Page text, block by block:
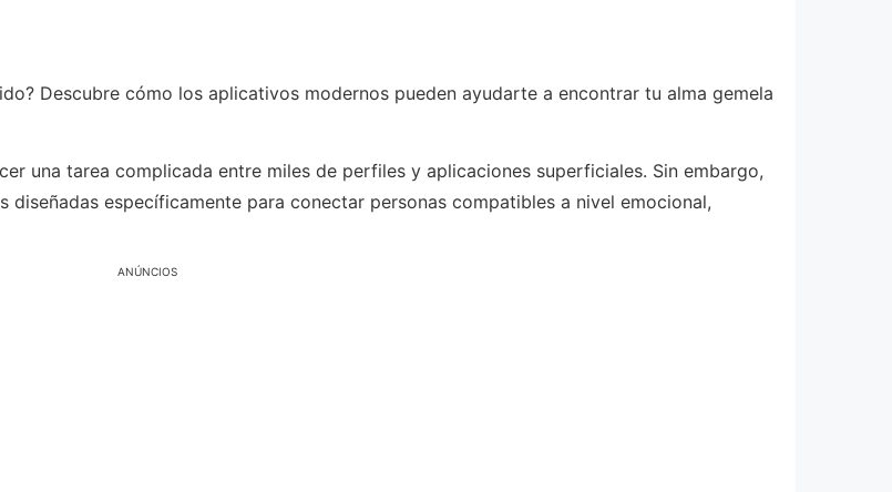
Descubre cómo los aplicativos modernos pueden ayudarte a encontrar tu alma gemela
una tarea complicada entre miles de perfiles y aplicaciones superficiales. Sin embargo,
específicamente para conectar personas compatibles a nivel emocional,
ANÚNCIOS